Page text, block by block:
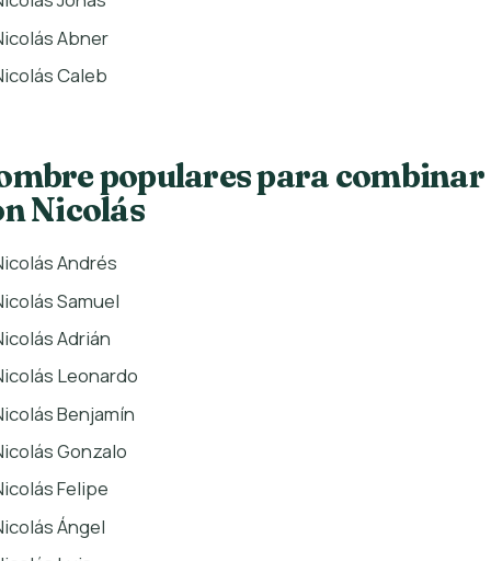
Abner
Caleb
populares para combinar
Nicolás
Andrés
Samuel
Adrián
Leonardo
Benjamín
Gonzalo
Felipe
Ángel